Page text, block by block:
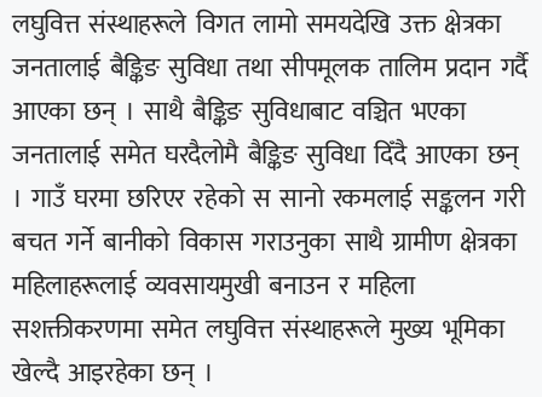
लघुवित्त संस्थाहरूले विगत लामो समयदेखि उक्त क्षेत्रका
जनतालाई बैङ्किङ सुविधा तथा सीपमूलक तालिम प्रदान गर्दै
आएका छन् । साथै बैङ्किङ सुविधाबाट वञ्चित भएका
जनतालाई समेत घरदैलोमै बैङ्किङ सुविधा दिँदै आएका छन्
। गाउँ घरमा छरिएर रहेको स सानो रकमलाई सङ्कलन गरी
बचत गर्ने बानीको विकास गराउनुका साथै ग्रामीण क्षेत्रका
महिलाहरूलाई व्यवसायमुखी बनाउन र महिला
सशक्तीकरणमा समेत लघुवित्त संस्थाहरूले मुख्य भूमिका
खेल्दै आइरहेका छन् ।